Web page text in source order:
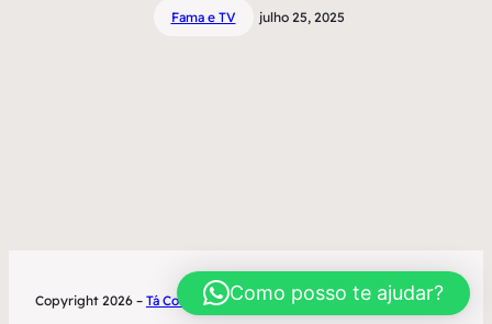
Fama e TV julho 25, 2025
Copyright 2026 – Tá Contratado Desenvolvimento World Office
Como posso te ajudar?